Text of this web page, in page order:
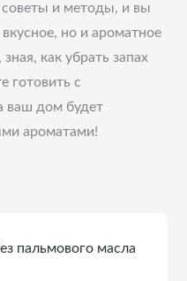
и методы, и вы
но и ароматное
как убрать запах
готовить с
ваш дом будет
ароматами!
пальмового масла